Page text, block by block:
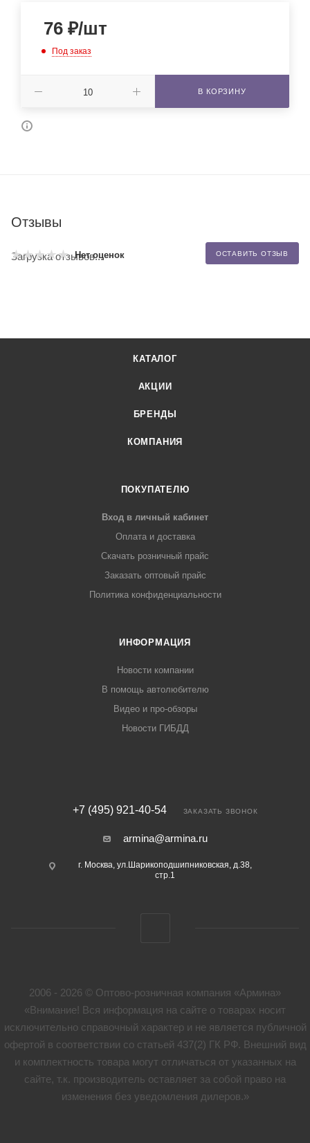
76 ₽/шт
Под заказ
В КОРЗИНУ
Отзывы
Нет оценок ОСТАВИТЬ ОТЗЫВ
Загрузка отзывов...
КАТАЛОГ
АКЦИИ
БРЕНДЫ
КОМПАНИЯ
ПОКУПАТЕЛЮ
Вход в личный кабинет
Оплата и доставка
Скачать розничный прайс
Заказать оптовый прайс
Политика конфиденциальности
ИНФОРМАЦИЯ
Новости компании
В помощь автолюбителю
Видео и про-обзоры
Новости ГИБДД
+7 (495) 921-40-54 ЗАКАЗАТЬ ЗВОНОК
armina@armina.ru
г. Москва, ул.Шарикоподшипниковская, д.38,
стр.1
2006 - 2026 © Оптово-розничная компания «Армина»
«Внимание! Вся информация на сайте о товарах носит
исключительно справочный характер и не является публичной
офертой в соответствии со статьей 437(2) ГК РФ. Внешний вид
и комплектность товара могут отличаться от указанных на
сайте, т.к. производитель оставляет за собой право на
изменения без уведомления дилеров.»